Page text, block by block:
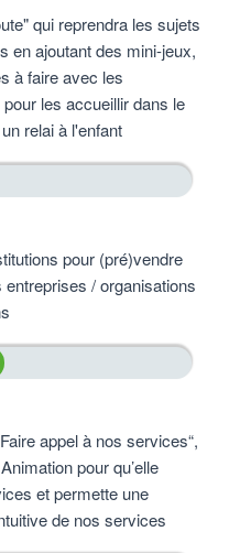
qui reprendra les sujets
en ajoutant des mini-jeux,
à faire avec les
les accueillir dans le
relai à l'enfant
pour (pré)vendre
/ organisations
appel à nos services“,
pour qu’elle
et permette une
de nos services